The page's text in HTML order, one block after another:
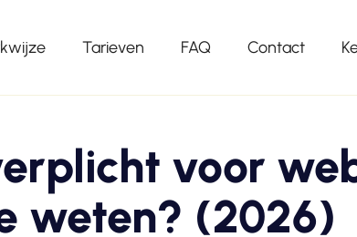
Tarieven FAQ Contact
voor
weten? (2026)